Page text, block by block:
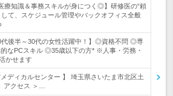
療知識＆事務スキルが身につく◎】研修医の“頼
して、スケジュール管理やバックオフィス全般
代後半～30代の女性活躍中！】◎資格不問 ◎専
なPCスキル ◎35歳以下の方* ※人事・労務・
かせます
メディカルセンター 】 埼玉県さいたま市北区土
アクセス ＞…